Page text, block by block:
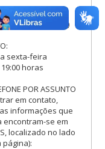
DE
ESCOLAR (DAE)
sexta-feira
horas
POR ASSUNTO
em contato,
informações que
encontram-se em
localizado no lado